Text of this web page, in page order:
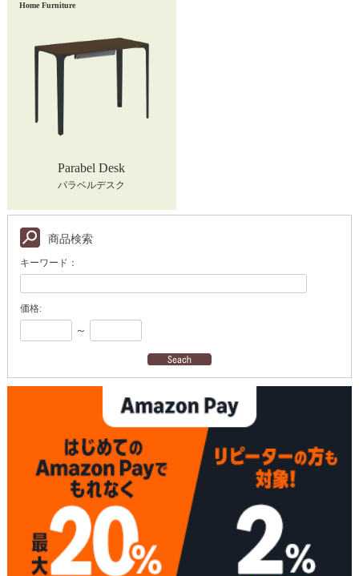
商品検索
キーワード：
価格:
～
Home Furniture
Parabel Desk
パラベルデスク